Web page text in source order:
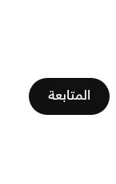
المتابعة